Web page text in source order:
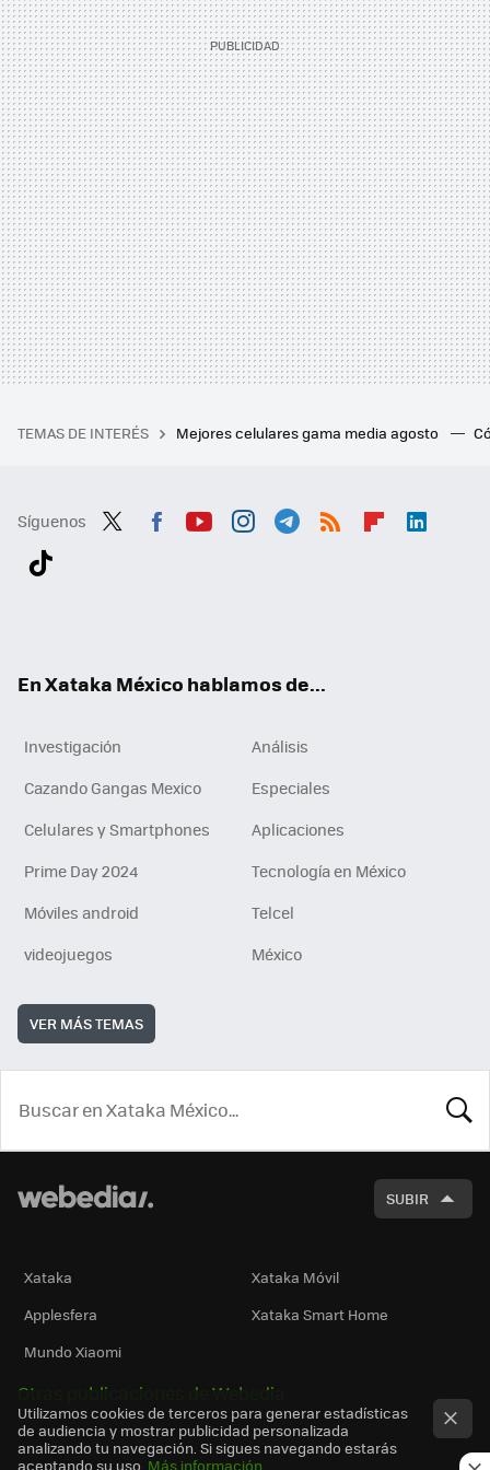
TEMAS DE INTERÉS Mejores celulares gama media agosto
Síguenos
En Xataka México hablamos de...
Investigación
Análisis
Cazando Gangas Mexico
Especiales
Celulares y Smartphones
Aplicaciones
Prime Day 2024
Tecnología en México
Móviles android
Telcel
videojuegos
México
VER MÁS TEMAS
SUBIR
Xataka
Xataka Móvil
Applesfera
Xataka Smart Home
Mundo Xiaomi
Otras publicaciones de Webedia
Utilizamos cookies de terceros para generar estadísticas
de audiencia y mostrar publicidad personalizada
analizando tu navegación. Si sigues navegando estarás
aceptando su uso. Más información